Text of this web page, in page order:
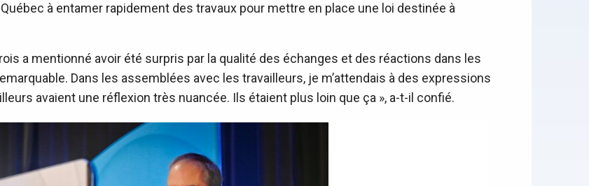
à entamer rapidement des travaux pour mettre en place une loi destinée à
a mentionné avoir été surpris par la qualité des échanges et des réactions dans les
Dans les assemblées avec les travailleurs, je m’attendais à des expressions
avaient une réflexion très nuancée. Ils étaient plus loin que ça », a-t-il confié.